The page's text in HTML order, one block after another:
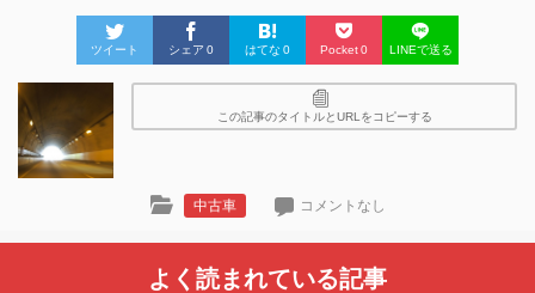
ツイート シェア 0 はてな 0 Pocket0 LINEで送る
この記事のタイトルとURLをコピーする
中古車 コメントなし
よく読まれている記事